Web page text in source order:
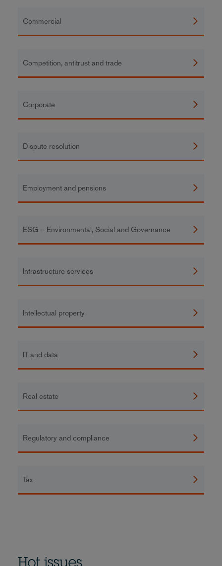
Commercial
Competition, antitrust and trade
Corporate
Dispute resolution
Employment and pensions
ESG – Environmental, Social and Governance
Infrastructure services
Intellectual property
IT and data
Real estate
Regulatory and compliance
Tax